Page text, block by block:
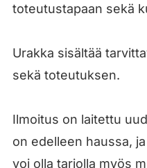
toteutustapaan sekä
Urakka sisältää
sekä toteutuksen.
Ilmoitus on laitettu
on edelleen haussa,
voi olla tarjolla myös